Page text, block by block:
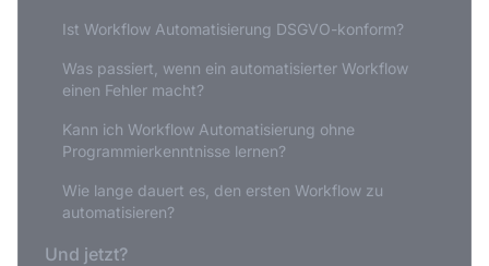
Ist Workflow Automatisierung DSGVO-konform?
Was passiert, wenn ein automatisierter Workflow
einen Fehler macht?
Kann ich Workflow Automatisierung ohne
Programmierkenntnisse lernen?
Wie lange dauert es, den ersten Workflow zu
automatisieren?
Und jetzt?